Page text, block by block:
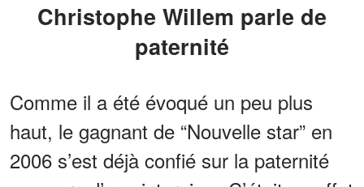
Christophe Willem parle de
paternité
Comme il a été évoqué un peu plus
haut, le gagnant de “Nouvelle star” en
2006 s’est déjà confié sur la paternité